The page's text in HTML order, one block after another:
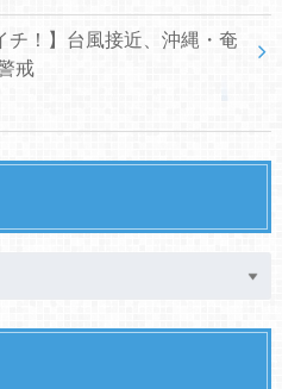
チ！】台風接近、沖縄・奄
戒